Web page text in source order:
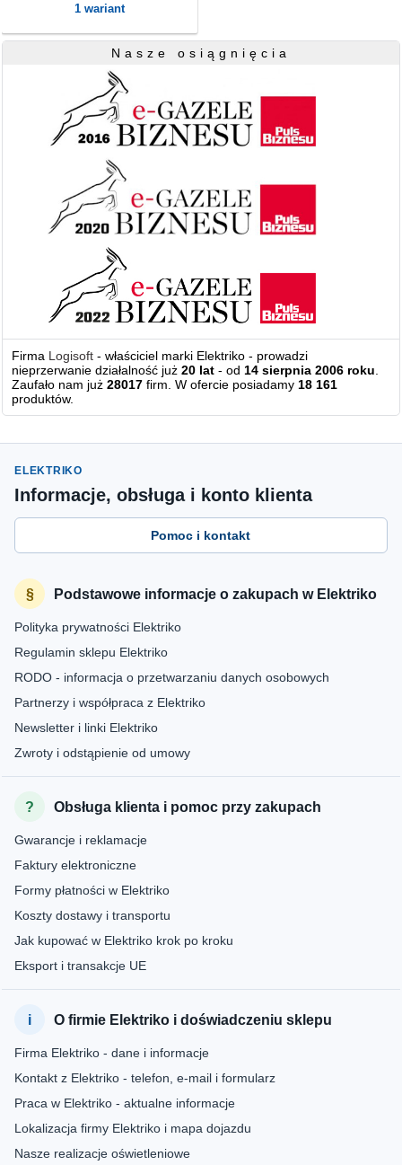
1 wariant
Nasze osiągnięcia
Firma Logisoft - właściciel marki Elektriko - prowadzi
nieprzerwanie działalność już20 lat - od14 sierpnia 2006 roku.
Zaufało nam już28017 firm. W ofercie posiadamy18 161
produktów.
ELEKTRIKO
Informacje, obsługa i konto klienta
Pomoc i kontakt
Podstawowe informacje o zakupach w Elektriko
Polityka prywatności Elektriko
Regulamin sklepu Elektriko
RODO - informacja o przetwarzaniu danych osobowych
Partnerzy i współpraca z Elektriko
Newsletter i linki Elektriko
Zwroty i odstąpienie od umowy
Obsługa klienta i pomoc przy zakupach
Gwarancje i reklamacje
Faktury elektroniczne
Formy płatności w Elektriko
Koszty dostawy i transportu
Jak kupować w Elektriko krok po kroku
Eksport i transakcje UE
O firmie Elektriko i doświadczeniu sklepu
Firma Elektriko - dane i informacje
Kontakt z Elektriko - telefon, e-mail i formularz
Praca w Elektriko - aktualne informacje
Lokalizacja firmy Elektriko i mapa dojazdu
Nasze realizacje oświetleniowe